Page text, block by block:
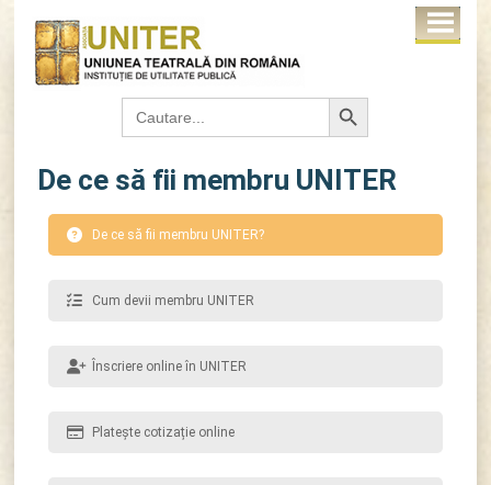
Search
for:
Search Button
De ce să fii membru UNITER
De ce să fii membru UNITER?
Cum devii membru UNITER
Înscriere online în UNITER
Platește cotizație online